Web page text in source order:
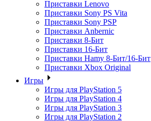
Приставки Lenovo
Приставки Sony PS Vita
Приставки Sony PSP
Приставки Anbernic
Приставки 8-Бит
Приставки 16-Бит
Приставки Hamy 8-Бит/16-Бит
Приставки Xbox Original
Игры
Игры для PlayStation 5
Игры для PlayStation 4
Игры для PlayStation 3
Игры для PlayStation 2